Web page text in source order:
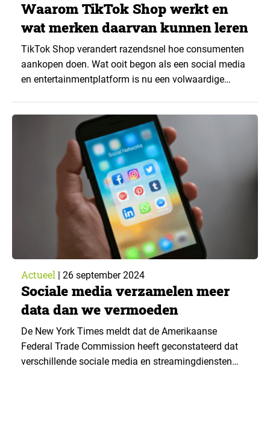
Waarom TikTok Shop werkt en
wat merken daarvan kunnen leren
TikTok Shop verandert razendsnel hoe consumenten
aankopen doen. Wat ooit begon als een social media
en entertainmentplatform is nu een volwaardige
onderzoek van Panoplai heeft meer dan 80 procent
van de Amerikaanse TikTok-gebruikers al eens iets
gekocht via TikTok Shop. Ook in…
Actueel | 26 september 2024
Sociale media verzamelen meer
data dan we vermoeden
De New York Times meldt dat de Amerikaanse
Federal Trade Commission heeft geconstateerd dat
verschillende sociale media en streamingdiensten